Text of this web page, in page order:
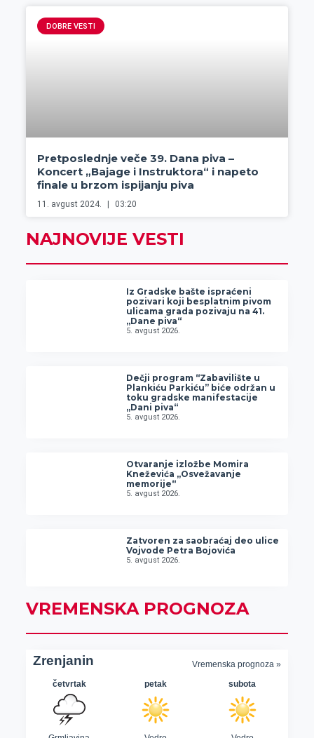
DOBRE VESTI
Pretposlednje veče 39. Dana piva –
Koncert „Bajage i Instruktora“ i napeto
finale u brzom ispijanju piva
11. avgust 2024. 03:20
NAJNOVIJE VESTI
Iz Gradske bašte ispraćeni
pozivari koji besplatnim pivom
ulicama grada pozivaju na 41.
„Dane piva“
5. avgust 2026.
Dečji program “Zabavilište u
Plankiću Parkiću” biće održan u
toku gradske manifestacije
„Dani piva“
5. avgust 2026.
Otvaranje izložbe Momira
Kneževića „Osvežavanje
memorije“
5. avgust 2026.
Zatvoren za saobraćaj deo ulice
Vojvode Petra Bojovića
5. avgust 2026.
VREMENSKA PROGNOZA